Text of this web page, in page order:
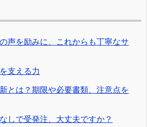
声を励みに、これからも丁寧なサ
支える力
とは？期限や必要書類、注意点を
しで受発注、大丈夫ですか？